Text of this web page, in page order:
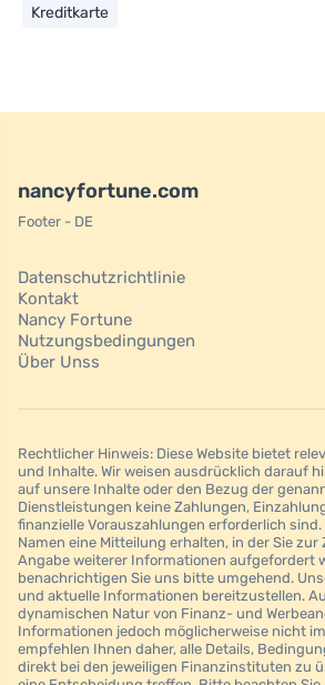
Kreditkarte
nancyfortune.com
Footer - DE
Datenschutzrichtlinie
Kontakt
Nancy Fortune
Nutzungsbedingungen
Über Unss
Rechtlicher Hinweis: Diese Website bietet
und Inhalte. Wir weisen ausdrücklich darauf
auf unsere Inhalte oder den Bezug der
Dienstleistungen keine Zahlungen,
finanzielle Vorauszahlungen erforderlich sind.
Namen eine Mitteilung erhalten, in der Sie zur
Angabe weiterer Informationen aufgefordert
benachrichtigen Sie uns bitte umgehend.
und aktuelle Informationen bereitzustellen.
dynamischen Natur von Finanz- und
Informationen jedoch möglicherweise nicht
empfehlen Ihnen daher, alle Details,
direkt bei den jeweiligen Finanzinstituten zu